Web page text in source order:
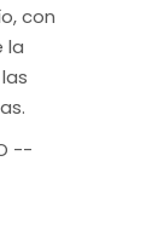
con
la
--